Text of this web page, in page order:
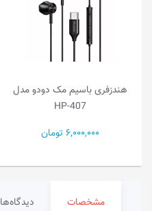
هندزفری با‌سیم مک دودو مدل
HP-407
6,000,000 تومان
مشخصات دیدگاه‌ها